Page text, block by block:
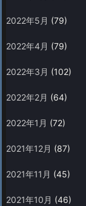
2022年5月 (79)
2022年4月 (79)
2022年3月 (102)
2022年2月 (64)
2022年1月 (72)
2021年12月 (87)
2021年11月 (45)
2021年10月 (46)